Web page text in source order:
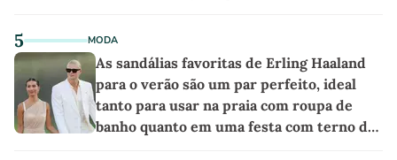
5 MODA
As sandálias favoritas de Erling Haaland
para o verão são um par perfeito, ideal
tanto para usar na praia com roupa de
banho quanto em uma festa com terno de